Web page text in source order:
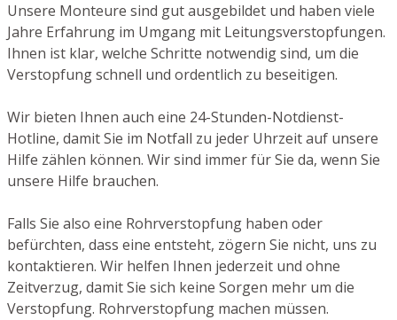
Unsere Monteure sind gut ausgebildet und haben viele
Jahre Erfahrung im Umgang mit Leitungsverstopfungen.
Ihnen ist klar, welche Schritte notwendig sind, um die
Verstopfung schnell und ordentlich zu beseitigen.
Wir bieten Ihnen auch eine 24-Stunden-Notdienst-
Hotline, damit Sie im Notfall zu jeder Uhrzeit auf unsere
Hilfe zählen können. Wir sind immer für Sie da, wenn Sie
unsere Hilfe brauchen.
Falls Sie also eine Rohrverstopfung haben oder
befürchten, dass eine entsteht, zögern Sie nicht, uns zu
kontaktieren. Wir helfen Ihnen jederzeit und ohne
Zeitverzug, damit Sie sich keine Sorgen mehr um die
Verstopfung. Rohrverstopfung machen müssen.